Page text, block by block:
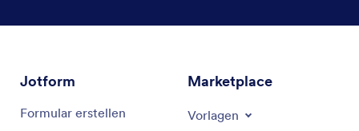
Jotform
Formular erstellen
Marketplace
Vorlagen